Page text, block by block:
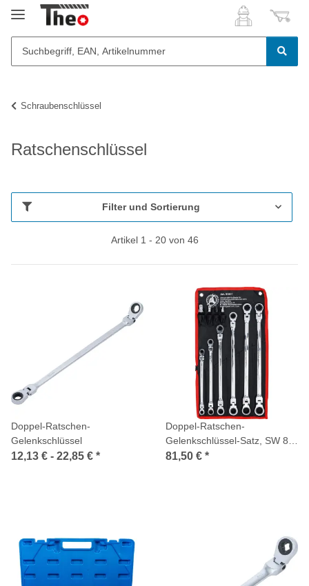
Schraubenschlüssel
Ratschenschlüssel
Filter und Sortierung
Artikel 1 - 20 von 46
Doppel-Ratschen-
Gelenkschlüssel
12,13 € - 22,85 € *
Doppel-Ratschen-
Gelenkschlüssel-Satz, SW 8 -
19 mm, 10-tlg.
81,50 € *